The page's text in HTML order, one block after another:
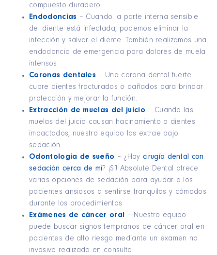
compuesto duradero.
Endodoncias – Cuando la parte interna sensible
del diente está infectada, podemos eliminar la
infección y salvar el diente. También realizamos una
endodoncia de emergencia para dolores de muela
intensos.
Coronas dentales – Una corona dental fuerte
cubre dientes fracturados o dañados para brindar
protección y mejorar la función.
Extracción de muelas del juicio – Cuando las
muelas del juicio causan hacinamiento o dientes
impactados, nuestro equipo las extrae bajo
sedación.
Odontología de sueño – ¿Hay cirugía dental con
sedación cerca de mí? ¡Sí! Absolute Dental ofrece
varias opciones de sedación para ayudar a los
pacientes ansiosos a sentirse tranquilos y cómodos
durante los procedimientos.
Exámenes de cáncer oral – Nuestro equipo
puede buscar signos tempranos de cáncer oral en
pacientes de alto riesgo mediante un examen no
invasivo realizado en consulta.